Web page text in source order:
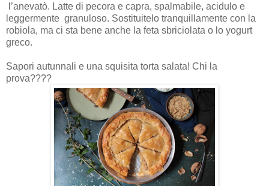
l’anevatò. Latte di pecora e capra, spalmabile, acidulo e
leggermente granuloso. Sostituitelo tranquillamente con la
robiola, ma ci sta bene anche la feta sbriciolata o lo yogurt
greco.
Sapori autunnali e una squisita torta salata! Chi la
prova????